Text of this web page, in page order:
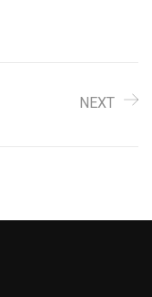
NEXT